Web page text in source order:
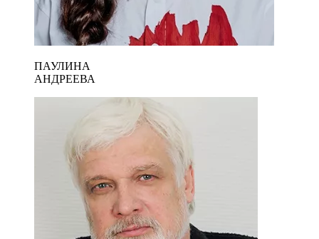
ПАУЛИНА
АНДРЕЕВА